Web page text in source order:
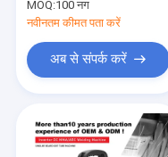
Arc120
MOQ:100 नग
नवीनतम कीमत पता करें
अब से संपर्क करें